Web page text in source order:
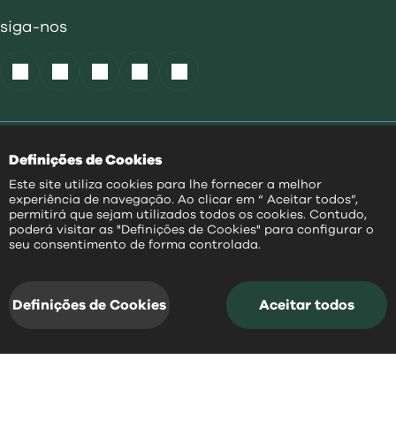
Definições de Cookies
Este site utiliza cookies para lhe fornecer a melhor
experiência de navegação. Ao clicar em “ Aceitar todos”,
permitirá que sejam utilizados todos os cookies. Contudo,
poderá visitar as "Definições de Cookies" para configurar o
seu consentimento de forma controlada.
Definições de Cookies Aceitar todos
siga-nos
Acessibilidade
Política Privacidade
Aviso Transparência
Mapa do Site